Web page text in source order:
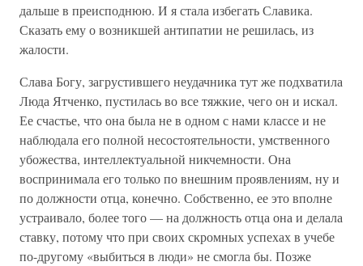
дальше в преисподнюю. И я стала избегать Славика.
Сказать ему о возникшей антипатии не решилась, из
жалости.
Слава Богу, загрустившего неудачника тут же подхватила
Люда Ятченко, пустилась во все тяжкие, чего он и искал.
Ее счастье, что она была не в одном с нами классе и не
наблюдала его полной несостоятельности, умственного
убожества, интеллектуальной никчемности. Она
воспринимала его только по внешним проявлениям, ну и
по должности отца, конечно. Собственно, ее это вполне
устраивало, более того — на должность отца она и делала
ставку, потому что при своих скромных успехах в учебе
по-другому «выбиться в люди» не смогла бы. Позже